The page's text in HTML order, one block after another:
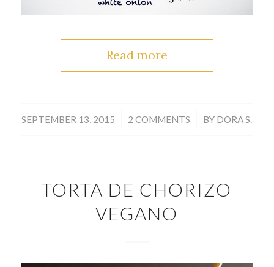
Read more
SEPTEMBER 13, 2015
/ 2 COMMENTS
/ BY DORA S.
TORTA DE CHORIZO
VEGANO